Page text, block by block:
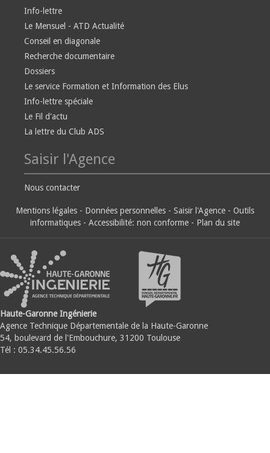
Info-lettre
Le Mensuel - ATD Actualité
Conseil en diagonale
Recherche documentaire
Dossiers
Le service Formation et Information des Elus
Info-lettre spéciale
Le Fil d'actu
La lettre du Club ADS
Saisir l'Agence
Nous contacter
Mentions légales - Données personnelles - Saisir l'Agence - Outils
informatiques - Accessibilité: non conforme - Plan du site
Haute-Garonne Ingénierie
Agence Technique Départementale de la Haute-Garonne
54, boulevard de l'Embouchure, 31200 Toulouse
Tél : 05.34.45.56.56